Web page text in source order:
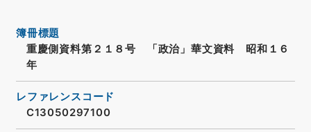
簿冊標題
重慶側資料第２１８号 「政治」華文資料 昭和１６
年
レファレンスコード
C13050297100